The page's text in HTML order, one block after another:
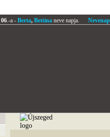
06.-a - Berta, Bettinaneve napja.